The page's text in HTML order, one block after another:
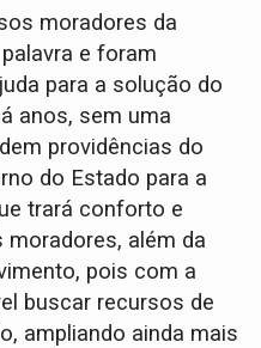
moradores da
e foram
para a solução do
anos, sem uma
providências do
do Estado para a
trará conforto e
moradores, além da
pois com a
buscar recursos de
ampliando ainda mais